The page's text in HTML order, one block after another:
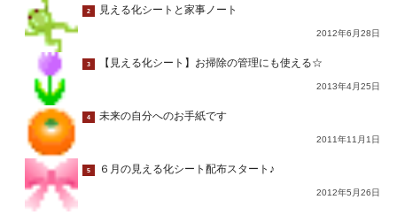
2 見える化シートと家事ノート
2012年6月28日
3 【見える化シート】お掃除の管理にも使える☆
2013年4月25日
4 未来の自分へのお手紙です
2011年11月1日
5 ６月の見える化シート配布スタート♪
2012年5月26日